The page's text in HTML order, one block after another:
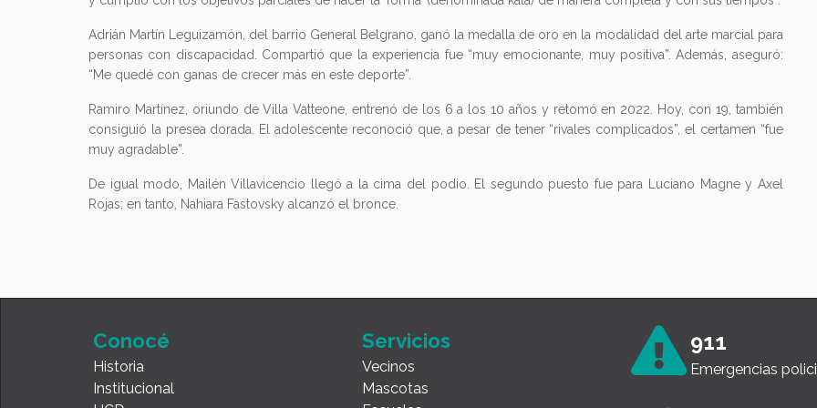
Adrián Martín Leguizamón, del barrio General Belgrano, ganó la medalla de oro en la modalidad del arte marcial para
personas con discapacidad. Compartió que la experiencia fue “muy emocionante, muy positiva”. Además, aseguró:
“Me quedé con ganas de crecer más en este deporte”.
Ramiro Martínez, oriundo de Villa Vatteone, entrenó de los 6 a los 10 años y retomó en 2022. Hoy, con 19, también
consiguió la presea dorada. El adolescente reconoció que, a pesar de tener “rivales complicados”, el certamen “fue
muy agradable”.
De igual modo, Mailén Villavicencio llegó a la cima del podio. El segundo puesto fue para Luciano Magne y Axel
Rojas; en tanto, Nahiara Fastovsky alcanzó el bronce.
Conocé
Historia
Institucional
Servicios
Vecinos
Mascotas
911
Emergencias